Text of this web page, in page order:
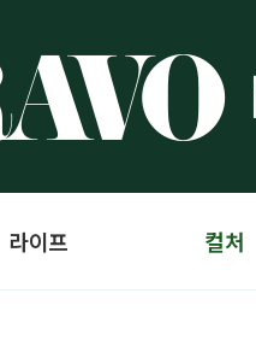
라이프 컬처